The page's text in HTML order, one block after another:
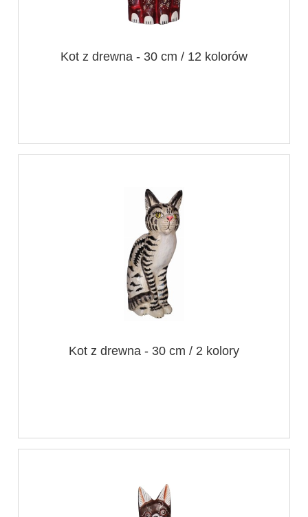
Kot z drewna - 30 cm / 12 kolorów
Kot z drewna - 30 cm / 2 kolory